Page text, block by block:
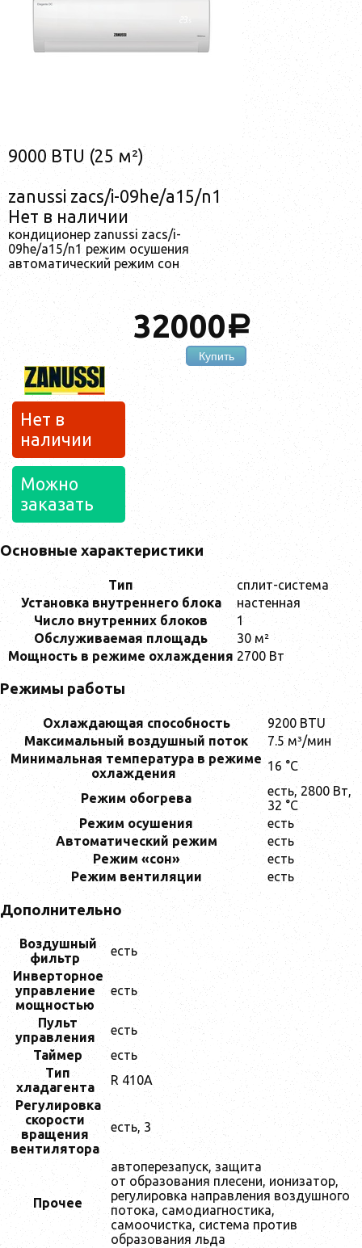
9000 BTU (25 м²)
zanussi zacs/i-09he/a15/n1
Нет в наличии
кондиционер zanussi zacs/i-
09he/a15/n1 режим осушения
автоматический режим сон
32000a
Купить
Нет в
наличии
Можно
заказать
Основные характеристики
Тип
сплит-система
Установка внутреннего блока
настенная
Число внутренних блоков
1
Обслуживаемая площадь
30 м²
Мощность в режиме охлаждения 2700 Вт
Режимы работы
Охлаждающая способность
9200 BTU
Максимальный воздушный поток
7.5 м³/мин
Минимальная температура в режиме
охлаждения
16 °C
Режим обогрева
есть, 2800 Вт,
32 °C
Режим осушения
есть
Автоматический режим
есть
Режим «сон»
есть
Режим вентиляции
есть
Дополнительно
Воздушный
фильтр
есть
Инверторное
управление
мощностью
есть
Пульт
управления
есть
Таймер
есть
Тип
хладагента
R 410A
Регулировка
скорости
вращения
вентилятора
есть, 3
Прочее
автоперезапуск, защита
от образования плесени, ионизатор,
регулировка направления воздушного
потока, самодиагностика,
самоочистка, система против
образования льда